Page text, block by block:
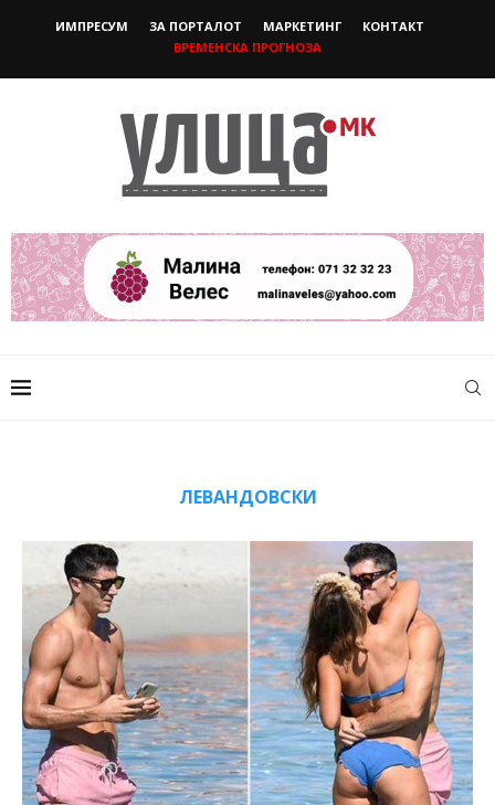
ИМПРЕСУМ ЗА ПОРТАЛОТ МАРКЕТИНГ
КОНТАКТ
ВРЕМЕНСКА ПРОГНОЗА
ЛЕВАНДОВСКИ